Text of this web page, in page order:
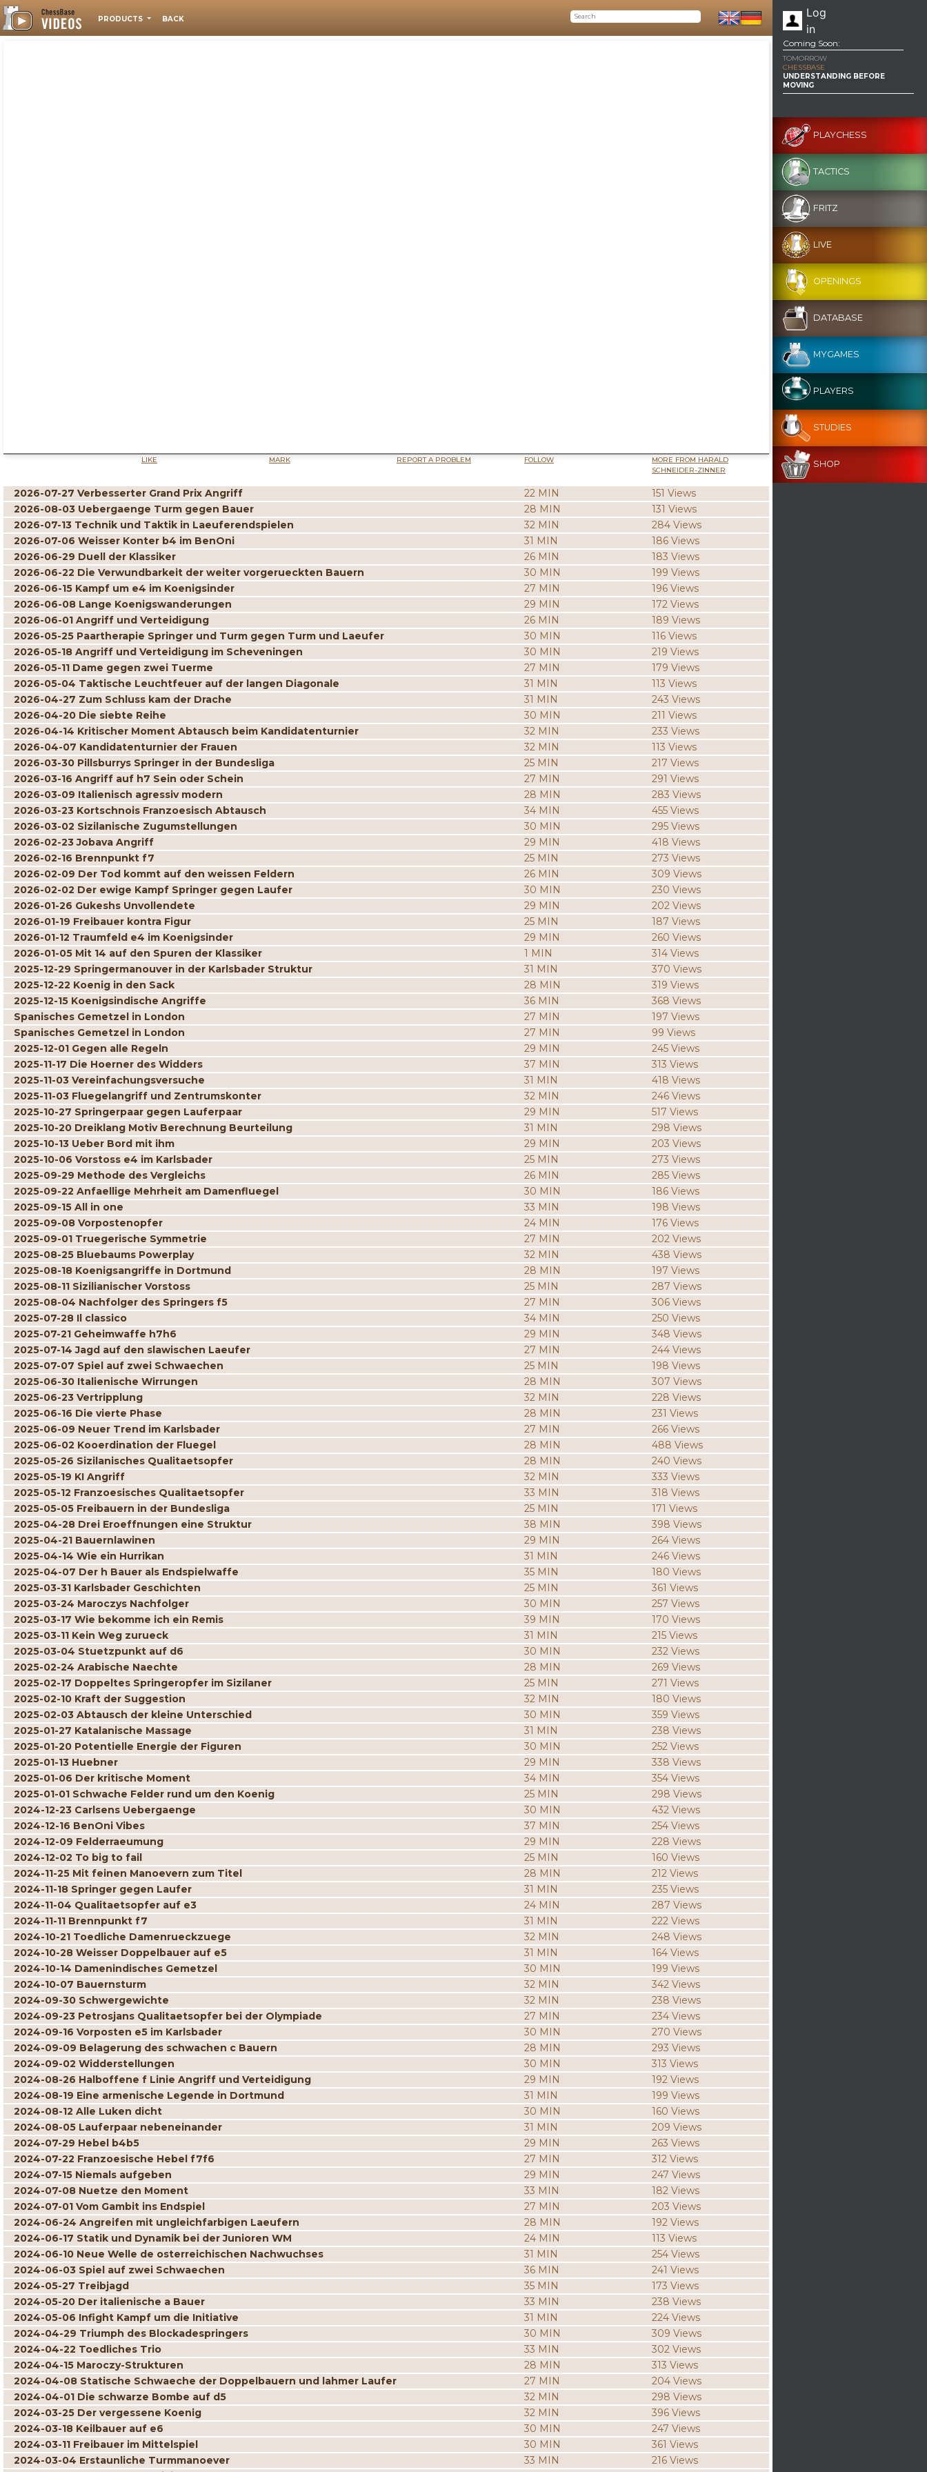
PRODUCTS BACK
Log
in
LIKE MARK REPORT A PROBLEM FOLLOW
MORE FROM HARALD
SCHNEIDER-ZINNER
2026-07-27 Verbesserter Grand Prix Angriff 22 MIN
151 Views
2026-08-03 Uebergaenge Turm gegen Bauer
28 MIN
131 Views
2026-07-13 Technik und Taktik in Laeuferendspielen
32 MIN
284 Views
2026-07-06 Weisser Konter b4 im BenOni
31 MIN
186 Views
2026-06-29 Duell der Klassiker
26 MIN
183 Views
2026-06-22 Die Verwundbarkeit der weiter vorgerueckten Bauern
30 MIN
199 Views
2026-06-15 Kampf um e4 im Koenigsinder
27 MIN
196 Views
2026-06-08 Lange Koenigswanderungen
29 MIN
172 Views
2026-06-01 Angriff und Verteidigung
26 MIN
189 Views
2026-05-25 Paartherapie Springer und Turm gegen Turm und Laeufer
30 MIN
116 Views
2026-05-18 Angriff und Verteidigung im Scheveningen
30 MIN
219 Views
2026-05-11 Dame gegen zwei Tuerme
27 MIN
179 Views
2026-05-04 Taktische Leuchtfeuer auf der langen Diagonale
31 MIN
113 Views
2026-04-27 Zum Schluss kam der Drache
31 MIN
243 Views
2026-04-20 Die siebte Reihe
30 MIN
211 Views
2026-04-14 Kritischer Moment Abtausch beim Kandidatenturnier
32 MIN
233 Views
2026-04-07 Kandidatenturnier der Frauen
32 MIN
113 Views
2026-03-30 Pillsburrys Springer in der Bundesliga
25 MIN
217 Views
2026-03-16 Angriff auf h7 Sein oder Schein
27 MIN
291 Views
2026-03-09 Italienisch agressiv modern
28 MIN
283 Views
2026-03-23 Kortschnois Franzoesisch Abtausch
34 MIN
455 Views
2026-03-02 Sizilanische Zugumstellungen
30 MIN
295 Views
2026-02-23 Jobava Angriff
29 MIN
418 Views
2026-02-16 Brennpunkt f7
25 MIN
273 Views
2026-02-09 Der Tod kommt auf den weissen Feldern
26 MIN
309 Views
2026-02-02 Der ewige Kampf Springer gegen Laufer
30 MIN
230 Views
2026-01-26 Gukeshs Unvollendete
29 MIN
202 Views
2026-01-19 Freibauer kontra Figur
25 MIN
187 Views
2026-01-12 Traumfeld e4 im Koenigsinder
29 MIN
260 Views
2026-01-05 Mit 14 auf den Spuren der Klassiker
1 MIN
314 Views
2025-12-29 Springermanouver in der Karlsbader Struktur
31 MIN
370 Views
2025-12-22 Koenig in den Sack
28 MIN
319 Views
2025-12-15 Koenigsindische Angriffe
36 MIN
368 Views
Spanisches Gemetzel in London
27 MIN
197 Views
Spanisches Gemetzel in London
27 MIN
99 Views
2025-12-01 Gegen alle Regeln
29 MIN
245 Views
2025-11-17 Die Hoerner des Widders
37 MIN
313 Views
2025-11-03 Vereinfachungsversuche
31 MIN
418 Views
2025-11-03 Fluegelangriff und Zentrumskonter
32 MIN
246 Views
2025-10-27 Springerpaar gegen Lauferpaar
29 MIN
517 Views
2025-10-20 Dreiklang Motiv Berechnung Beurteilung
31 MIN
298 Views
2025-10-13 Ueber Bord mit ihm
29 MIN
203 Views
2025-10-06 Vorstoss e4 im Karlsbader
25 MIN
273 Views
2025-09-29 Methode des Vergleichs
26 MIN
285 Views
2025-09-22 Anfaellige Mehrheit am Damenfluegel
30 MIN
186 Views
2025-09-15 All in one
33 MIN
198 Views
2025-09-08 Vorpostenopfer
24 MIN
176 Views
2025-09-01 Truegerische Symmetrie
27 MIN
202 Views
2025-08-25 Bluebaums Powerplay
32 MIN
438 Views
2025-08-18 Koenigsangriffe in Dortmund
28 MIN
197 Views
2025-08-11 Sizilianischer Vorstoss
25 MIN
287 Views
2025-08-04 Nachfolger des Springers f5
27 MIN
306 Views
2025-07-28 Il classico
34 MIN
250 Views
2025-07-21 Geheimwaffe h7h6
29 MIN
348 Views
2025-07-14 Jagd auf den slawischen Laeufer
27 MIN
244 Views
2025-07-07 Spiel auf zwei Schwaechen
25 MIN
198 Views
2025-06-30 Italienische Wirrungen
28 MIN
307 Views
2025-06-23 Vertripplung
32 MIN
228 Views
2025-06-16 Die vierte Phase
28 MIN
231 Views
2025-06-09 Neuer Trend im Karlsbader
27 MIN
266 Views
2025-06-02 Kooerdination der Fluegel
28 MIN
488 Views
2025-05-26 Sizilanisches Qualitaetsopfer
28 MIN
240 Views
2025-05-19 KI Angriff
32 MIN
333 Views
2025-05-12 Franzoesisches Qualitaetsopfer
33 MIN
318 Views
2025-05-05 Freibauern in der Bundesliga
25 MIN
171 Views
2025-04-28 Drei Eroeffnungen eine Struktur
38 MIN
398 Views
2025-04-21 Bauernlawinen
29 MIN
264 Views
2025-04-14 Wie ein Hurrikan
31 MIN
246 Views
2025-04-07 Der h Bauer als Endspielwaffe
35 MIN
180 Views
2025-03-31 Karlsbader Geschichten
25 MIN
361 Views
2025-03-24 Maroczys Nachfolger
30 MIN
257 Views
2025-03-17 Wie bekomme ich ein Remis
39 MIN
170 Views
2025-03-11 Kein Weg zurueck
31 MIN
215 Views
2025-03-04 Stuetzpunkt auf d6
30 MIN
232 Views
2025-02-24 Arabische Naechte
28 MIN
269 Views
2025-02-17 Doppeltes Springeropfer im Sizilaner
25 MIN
271 Views
2025-02-10 Kraft der Suggestion
32 MIN
180 Views
2025-02-03 Abtausch der kleine Unterschied
30 MIN
359 Views
2025-01-27 Katalanische Massage
31 MIN
238 Views
2025-01-20 Potentielle Energie der Figuren
30 MIN
252 Views
2025-01-13 Huebner
29 MIN
338 Views
2025-01-06 Der kritische Moment
34 MIN
354 Views
2025-01-01 Schwache Felder rund um den Koenig
25 MIN
298 Views
2024-12-23 Carlsens Uebergaenge
30 MIN
432 Views
2024-12-16 BenOni Vibes
37 MIN
254 Views
2024-12-09 Felderraeumung
29 MIN
228 Views
2024-12-02 To big to fail
25 MIN
160 Views
2024-11-25 Mit feinen Manoevern zum Titel
28 MIN
212 Views
2024-11-18 Springer gegen Laufer
31 MIN
235 Views
2024-11-04 Qualitaetsopfer auf e3
24 MIN
287 Views
2024-11-11 Brennpunkt f7
31 MIN
222 Views
2024-10-21 Toedliche Damenrueckzuege
32 MIN
248 Views
2024-10-28 Weisser Doppelbauer auf e5
31 MIN
164 Views
2024-10-14 Damenindisches Gemetzel
30 MIN
199 Views
2024-10-07 Bauernsturm
32 MIN
342 Views
2024-09-30 Schwergewichte
32 MIN
238 Views
2024-09-23 Petrosjans Qualitaetsopfer bei der Olympiade
27 MIN
234 Views
2024-09-16 Vorposten e5 im Karlsbader
30 MIN
270 Views
2024-09-09 Belagerung des schwachen c Bauern
28 MIN
293 Views
2024-09-02 Widderstellungen
30 MIN
313 Views
2024-08-26 Halboffene f Linie Angriff und Verteidigung
29 MIN
192 Views
2024-08-19 Eine armenische Legende in Dortmund
31 MIN
199 Views
2024-08-12 Alle Luken dicht
30 MIN
160 Views
2024-08-05 Lauferpaar nebeneinander
31 MIN
209 Views
2024-07-29 Hebel b4b5
29 MIN
263 Views
2024-07-22 Franzoesische Hebel f7f6
27 MIN
312 Views
2024-07-15 Niemals aufgeben
29 MIN
247 Views
2024-07-08 Nuetze den Moment
33 MIN
182 Views
2024-07-01 Vom Gambit ins Endspiel
27 MIN
203 Views
2024-06-24 Angreifen mit ungleichfarbigen Laeufern
28 MIN
192 Views
2024-06-17 Statik und Dynamik bei der Junioren WM
24 MIN
113 Views
2024-06-10 Neue Welle de osterreichischen Nachwuchses
31 MIN
254 Views
2024-06-03 Spiel auf zwei Schwaechen
36 MIN
241 Views
2024-05-27 Treibjagd
35 MIN
173 Views
2024-05-20 Der italienische a Bauer
33 MIN
238 Views
2024-05-06 Infight Kampf um die Initiative
31 MIN
224 Views
2024-04-29 Triumph des Blockadespringers
30 MIN
309 Views
2024-04-22 Toedliches Trio
33 MIN
302 Views
2024-04-15 Maroczy-Strukturen
28 MIN
313 Views
2024-04-08 Statische Schwaeche der Doppelbauern und lahmer Laufer
27 MIN
204 Views
2024-04-01 Die schwarze Bombe auf d5
32 MIN
298 Views
2024-03-25 Der vergessene Koenig
32 MIN
396 Views
2024-03-18 Keilbauer auf e6
30 MIN
247 Views
2024-03-11 Freibauer im Mittelspiel
30 MIN
361 Views
2024-03-04 Erstaunliche Turmmanoever
33 MIN
216 Views
Coming Soon:
TOMORROW
CHESSBASE
UNDERSTANDING BEFORE
MOVING
PLAYCHESS
TACTICS
FRITZ
LIVE
OPENINGS
DATABASE
MYGAMES
PLAYERS
STUDIES
SHOP